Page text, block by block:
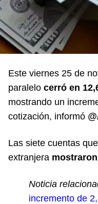
Este viernes 25 de
paralelo cerró en
mostrando un
cotización, informó
Las siete cuentas
extranjera
Noticia
incremento de